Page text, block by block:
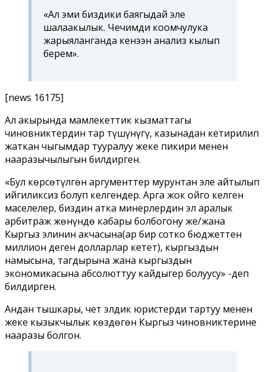
«Ал эми биздики баягыдай эле
шалаакылык. Чечимди коомчулука
жарыяланганда кенээн анализ кылып
берем».
[news 16175]
Ал акырында мамлекеттик кызматтагы
чиновниктердин тар түшүнүгү, казынадан кетирилип
жаткан чыгымдар тууралуу жеке пикири менен
нааразычылыгын билдирген.
«Бул көрсөтүлгөн аргументтер мурунтан эле айтылып
ийгиликсиз болуп келгендер. Арга жок ойго келген
маселелер, биздин атка минерлердин эл аралык
арбитраж жөнүндө кабары болбогону же/жана
Кыргыз элинин акчасына(ар бир сотко бюджеттен
миллион деген долларлар кетет), кыргыздын
намысына, тагдырына жана кыргыздын
экономикасына абсолюттуу кайдыгер болуусу» -деп
билдирген.
Андан тышкары, чет элдик юристерди тартуу менен
жеке кызыкчылык көздөгөн Кыргыз чиновниктерине
нааразы болгон.